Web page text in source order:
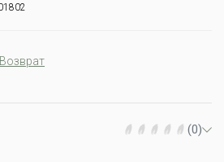
Возврат
(0)